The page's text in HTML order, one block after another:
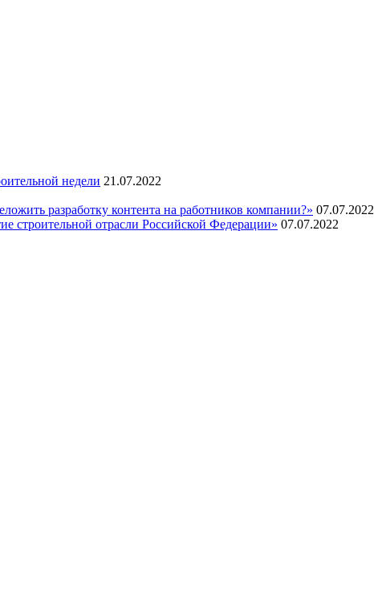
недели 21.07.2022
разработку контента на работников компании?» 07.07.2022
строительной отрасли Российской Федерации» 07.07.2022